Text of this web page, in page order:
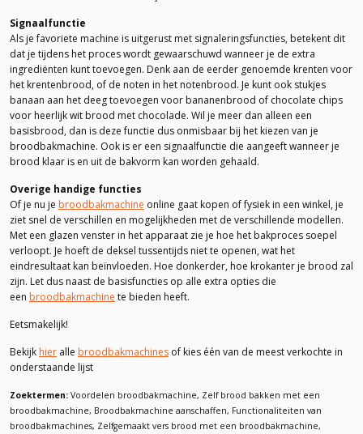
Signaalfunctie
Als je favoriete machine is uitgerust met signaleringsfuncties, betekent dit
dat je tijdens het proces wordt gewaarschuwd wanneer je de extra
ingrediënten kunt toevoegen. Denk aan de eerder genoemde krenten voor
het krentenbrood, of de noten in het notenbrood. Je kunt ook stukjes
banaan aan het deeg toevoegen voor bananenbrood of chocolate chips
voor heerlijk wit brood met chocolade. Wil je meer dan alleen een
basisbrood, dan is deze functie dus onmisbaar bij het kiezen van je
broodbakmachine. Ook is er een signaalfunctie die aangeeft wanneer je
brood klaar is en uit de bakvorm kan worden gehaald.
Overige handige functies
Of je nu je broodbakmachine online gaat kopen of fysiek in een winkel, je
ziet snel de verschillen en mogelijkheden met de verschillende modellen.
Met een glazen venster in het apparaat zie je hoe het bakproces soepel
verloopt. Je hoeft de deksel tussentijds niet te openen, wat het
eindresultaat kan beïnvloeden. Hoe donkerder, hoe krokanter je brood zal
zijn. Let dus naast de basisfuncties op alle extra opties die
een broodbakmachine te bieden heeft.
Eetsmakelijk!
Bekijk hier alle broodbakmachines of kies één van de meest verkochte in
onderstaande lijst
Zoektermen: Voordelen broodbakmachine, Zelf brood bakken met een
broodbakmachine, Broodbakmachine aanschaffen, Functionaliteiten van
broodbakmachines, Zelfgemaakt vers brood met een broodbakmachine,